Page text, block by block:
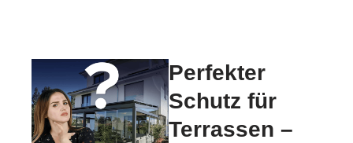
Perfekter
Schutz für
Terrassen –